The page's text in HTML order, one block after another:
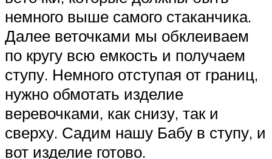
немного выше самого стаканчика.
Далее веточками мы обклеиваем
по кругу всю емкость и получаем
ступу. Немного отступая от границ,
нужно обмотать изделие
веревочками, как снизу, так и
сверху. Садим нашу Бабу в ступу, и
вот изделие готово.